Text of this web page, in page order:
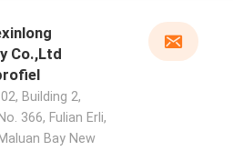
Building 2,
366, Fulian Erli,
Bay New